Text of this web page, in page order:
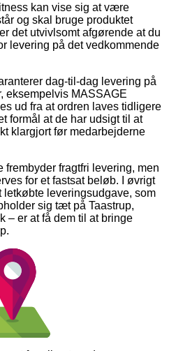
kan vise sig at være
og skal bruge produktet
det utvivlsomt afgørende at du
levering på det vedkommende
dag-til-dag levering på
eksempelvis MASSAGE
ud fra at ordren laves tidligere
formål at de har udsigt til at
klargjort før medarbejderne
fragtfri levering, men
for et fastsat beløb. I øvrigt
leveringsudgave, som
sig tæt på Taastrup,
– er at få dem til at bringe